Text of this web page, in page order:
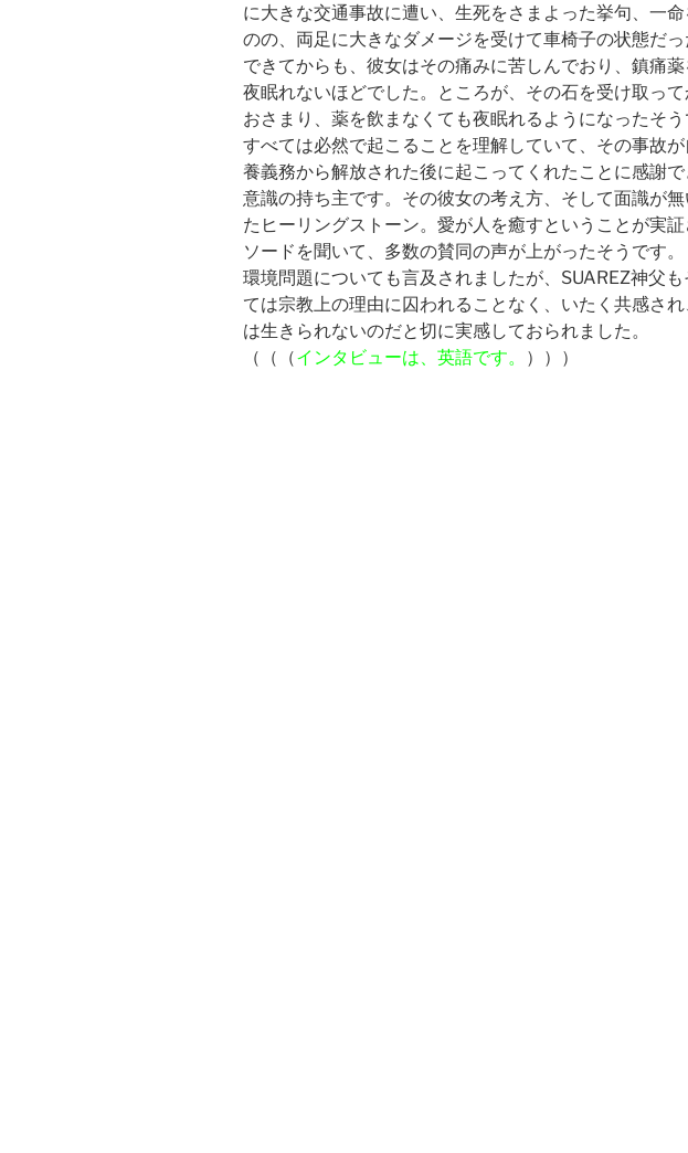
に大きな交通事故に遭い、生死をさまよった挙句、一
のの、両足に大きなダメージを受けて車椅子の状態だ
できてからも、彼女はその痛みに苦しんでおり、鎮痛
夜眠れないほどでした。ところが、その石を受け取っ
おさまり、薬を飲まなくても夜眠れるようになったそう
すべては必然で起こることを理解していて、その事故
養義務から解放された後に起こってくれたことに感謝
意識の持ち主です。その彼女の考え方、そして面識が
たヒーリングストーン。愛が人を癒すということが実
ソードを聞いて、多数の賛同の声が上がったそうです。
環境問題についても言及されましたが、SUAREZ神父
ては宗教上の理由に囚われることなく、いたく共感さ
は生きられないのだと切に実感しておられました。
（（（インタビューは、英語です。 ）））